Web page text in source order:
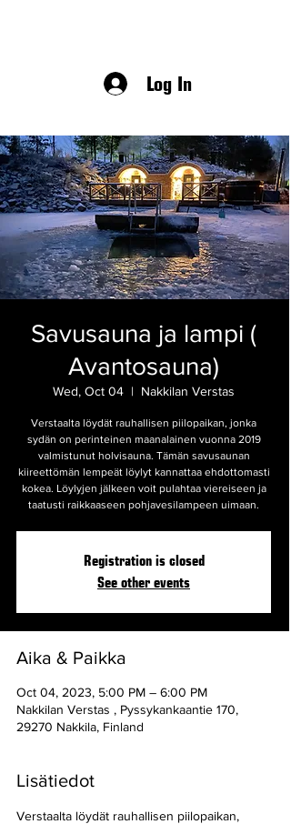
Log In
Savusauna ja lampi (
Avantosauna)
Wed, Oct 04
  |
Nakkilan Verstas
Verstaalta löydät rauhallisen piilopaikan, jonka
sydän on perinteinen maanalainen vuonna 2019
valmistunut holvisauna. Tämän savusaunan
kiireettömän lempeät löylyt kannattaa ehdottomasti
kokea. Löylyjen jälkeen voit pulahtaa viereiseen ja
taatusti raikkaaseen pohjavesilampeen uimaan.
Registration is closed
See other events
Aika & Paikka
Oct 04, 2023, 5:00 PM – 6:00 PM
Nakkilan Verstas , Pyssykankaantie 170,
29270 Nakkila, Finland
Lisätiedot
Verstaalta löydät rauhallisen piilopaikan,